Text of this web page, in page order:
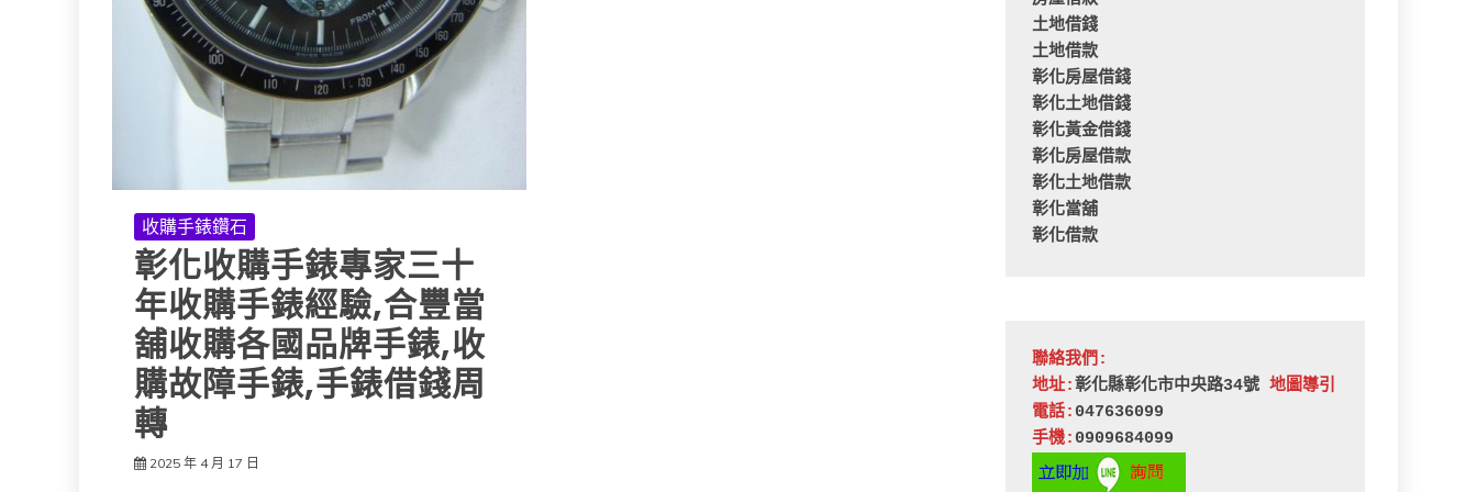
收購手錶鑽石
彰化收購手錶專家三十
年收購手錶經驗,合豐當
舖收購各國品牌手錶,收
購故障手錶,手錶借錢周
轉
2025 年 4 月 17 日
土地借錢
土地借款
彰化房屋借錢
彰化土地借錢
彰化黃金借錢
彰化房屋借款
彰化土地借款
彰化當舖
彰化借款
聯絡我們:
地址:彰化縣彰化市中央路34號 地圖導引
電話: 047636099
手機: 0909684099